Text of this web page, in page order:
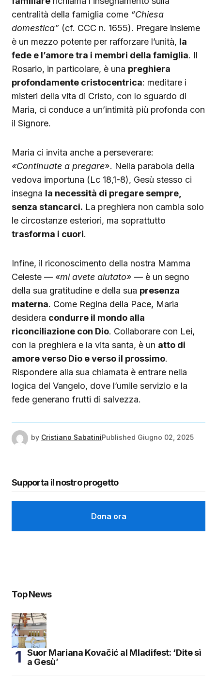
centralità della famiglia come “Chiesa
domestica” (cf. CCC n. 1655). Pregare insieme
è un mezzo potente per rafforzare l’unità, la
fede e l’amore tra i membri della famiglia. Il
Rosario, in particolare, è una preghiera
profondamente cristocentrica: meditare i
misteri della vita di Cristo, con lo sguardo di
Maria, ci conduce a un’intimità più profonda con
il Signore.
Maria ci invita anche a perseverare:
«Continuate a pregare». Nella parabola della
vedova importuna (Lc 18,1-8), Gesù stesso ci
insegna la necessità di pregare sempre,
senza stancarci. La preghiera non cambia solo
le circostanze esteriori, ma soprattutto
trasforma i cuori.
Infine, il riconoscimento della nostra Mamma
Celeste — «mi avete aiutato» — è un segno
della sua gratitudine e della sua presenza
materna. Come Regina della Pace, Maria
desidera condurre il mondo alla
riconciliazione con Dio. Collaborare con Lei,
con la preghiera e la vita santa, è un atto di
amore verso Dio e verso il prossimo.
Rispondere alla sua chiamata è entrare nella
logica del Vangelo, dove l’umile servizio e la
fede generano frutti di salvezza.
by Cristiano SabatiniPublished Giugno 02, 2025
Supporta il nostro progetto
Dona ora
Top News
Suor Mariana Kovačić al Mladifest: ‘Dite sì
a Gesù’